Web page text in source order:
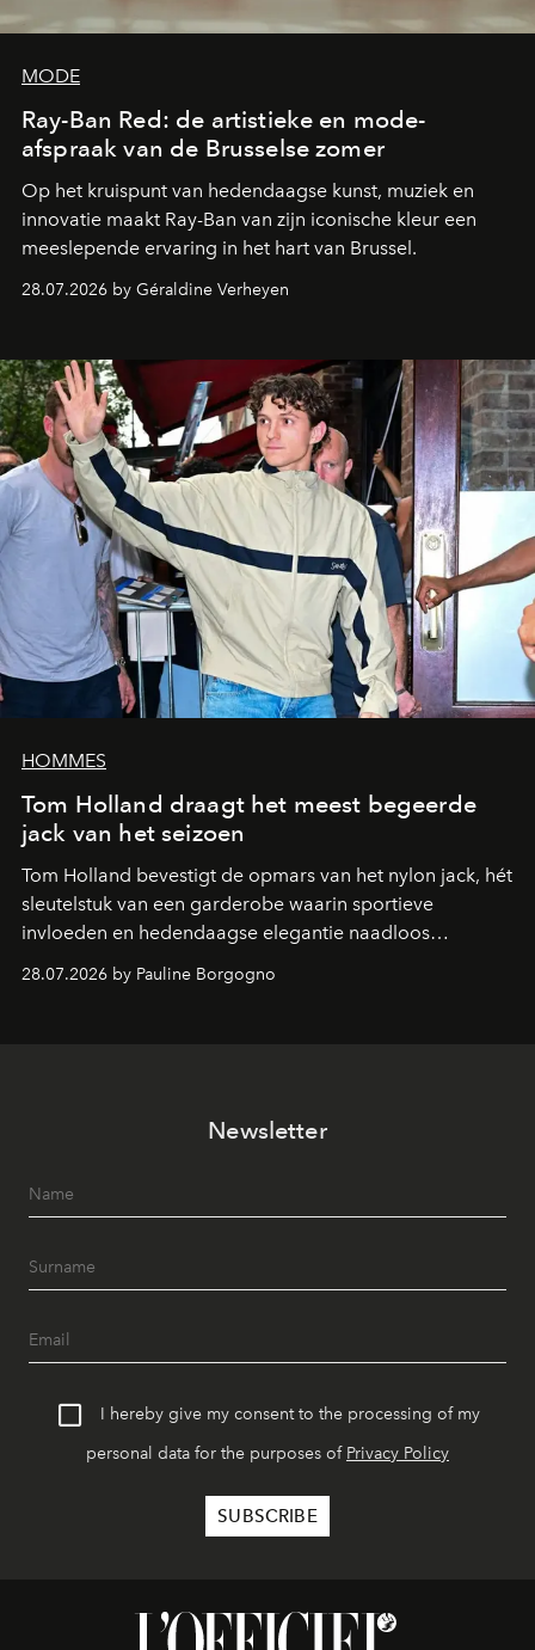
MODE
Ray-Ban Red: de artistieke en mode-
afspraak van de Brusselse zomer
Op het kruispunt van hedendaagse kunst, muziek en
innovatie maakt Ray-Ban van zijn iconische kleur een
meeslepende ervaring in het hart van Brussel.
28.07.2026 by Géraldine Verheyen
HOMMES
Tom Holland draagt het meest begeerde
jack van het seizoen
Tom Holland bevestigt de opmars van het nylon jack, hét
sleutelstuk van een garderobe waarin sportieve
invloeden en hedendaagse elegantie naadloos
samenkomen.
28.07.2026 by Pauline Borgogno
Newsletter
I hereby give my consent to the processing of my
personal data for the purposes of Privacy Policy